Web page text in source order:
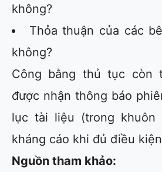
không?
Thỏa thuận của các
không?
Công bằng thủ tục còn
được nhận thông báo
lục tài liệu (trong khuôn
kháng cáo khi đủ điều
Nguồn tham khảo: